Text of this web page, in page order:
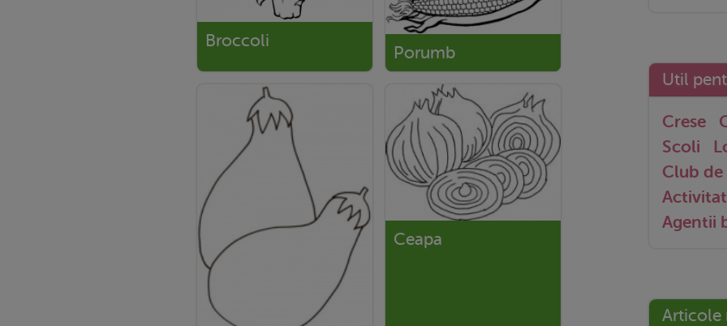
Broccoli
Porumb
Ceapa
Util
Crese
Scoli
Club
Agentii
Articole